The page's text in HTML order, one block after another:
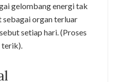
gelombang energi tak
sebagai organ terluar
setiap hari. (Proses
terik).